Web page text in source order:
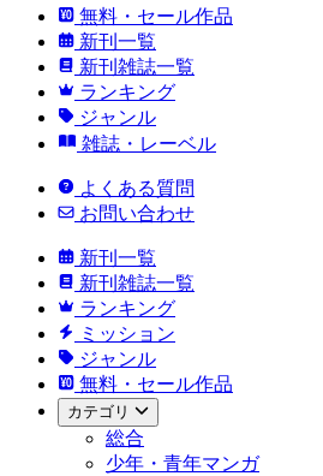
無料・セール作品
新刊一覧
新刊雑誌一覧
ランキング
ジャンル
雑誌・レーベル
よくある質問
お問い合わせ
新刊一覧
新刊雑誌一覧
ランキング
ミッション
ジャンル
無料・セール作品
カテゴリ
総合
少年・青年マンガ